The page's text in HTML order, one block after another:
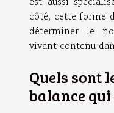
côté, cette forme
déterminer le
vivant contenu
Quels sont
balance qui